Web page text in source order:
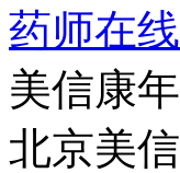
药师在线
美信康
北京美